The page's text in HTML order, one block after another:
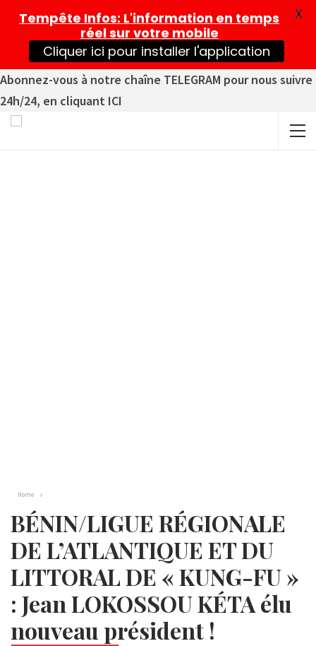
Abonnez-vous à notre chaîne TELEGRAM pour nous suivre
24h/24, en cliquant ICI
Home
BÉNIN/LIGUE RÉGIONALE
DE L’ATLANTIQUE ET DU
LITTORAL DE « KUNG-FU »
: Jean LOKOSSOU KÉTA élu
nouveau président !
Tempête Infos: L'information en temps
réel sur votre mobile
Cliquer ici pour installer l'application
X